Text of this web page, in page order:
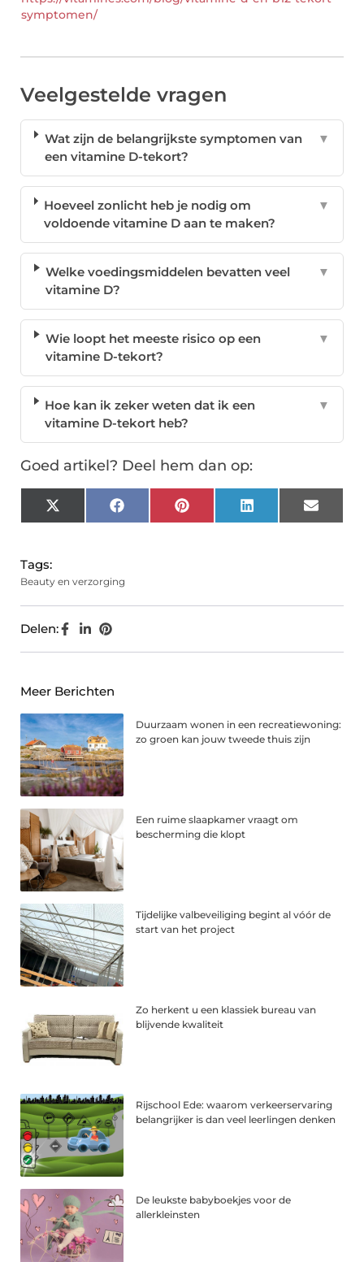
symptomen/
Veelgestelde vragen
Wat zijn de belangrijkste symptomen van
een vitamine D-tekort?
▼
Hoeveel zonlicht heb je nodig om
voldoende vitamine D aan te maken?
▼
Welke voedingsmiddelen bevatten veel
vitamine D?
▼
Wie loopt het meeste risico op een
vitamine D-tekort?
▼
Hoe kan ik zeker weten dat ik een
vitamine D-tekort heb?
▼
Goed artikel? Deel hem dan op:
X
(Twitter)
FacebookPinterest LinkedIn Email
Tags:
Beauty en verzorging
Delen:
Meer Berichten
Duurzaam wonen in een recreatiewoning:
zo groen kan jouw tweede thuis zijn
Een ruime slaapkamer vraagt om
bescherming die klopt
Tijdelijke valbeveiliging begint al vóór de
start van het project
Zo herkent u een klassiek bureau van
blijvende kwaliteit
Rijschool Ede: waarom verkeerservaring
belangrijker is dan veel leerlingen denken
De leukste babyboekjes voor de
allerkleinsten